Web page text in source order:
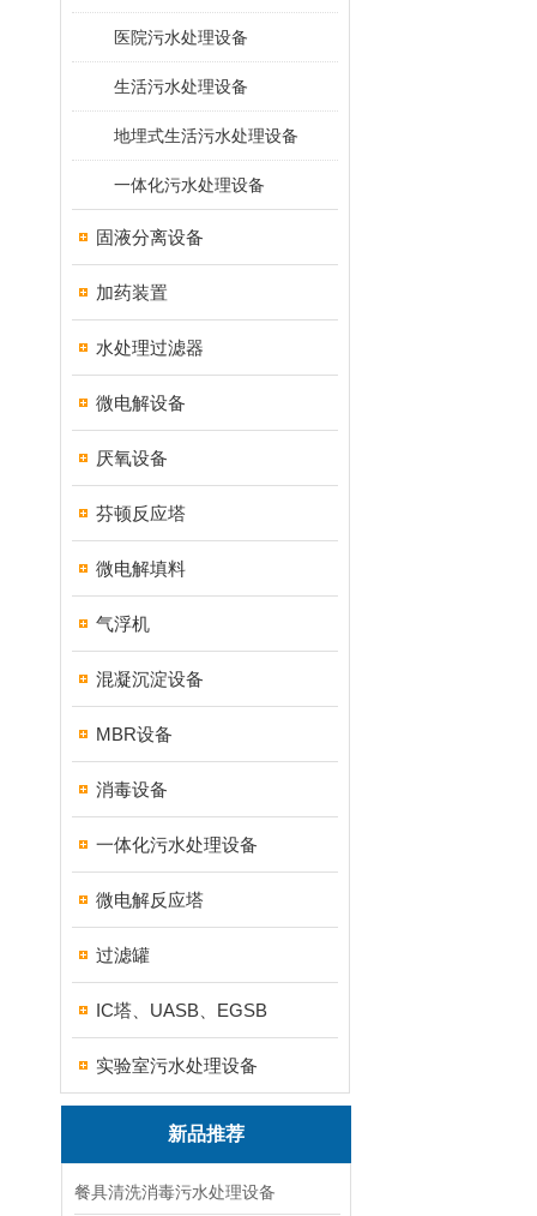
医院污水处理设备
生活污水处理设备
地埋式生活污水处理设备
一体化污水处理设备
固液分离设备
加药装置
水处理过滤器
微电解设备
厌氧设备
芬顿反应塔
微电解填料
气浮机
混凝沉淀设备
MBR设备
消毒设备
一体化污水处理设备
微电解反应塔
过滤罐
IC塔、UASB、EGSB
实验室污水处理设备
新品推荐
餐具清洗消毒污水处理设备